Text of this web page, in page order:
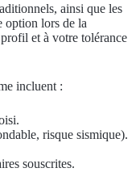
ainsi que les
option lors de la
et à votre tolérance
incluent :
risque sismique).
souscrites.